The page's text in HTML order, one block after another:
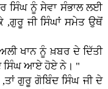
ਸਿੰਘ ਨੂੰ ਸੇਵਾ ਸੰਭਾਲ ਲਈ
,ਗੁਰੂ ਜੀ ਸਿੰਘਾਂ ਸਮੇਤ ਉਥੋਂ
ਖਾਨ ਨੂੰ ਖ਼ਬਰ ਦੇ ਦਿੱਤੀ
ਸਿੰਘ ਆਏ ਹੋਏ ਨੇ। "
ਗੁਰੂ ਗੋਬਿੰਦ ਸਿੰਘ ਜੀ ਦੇ